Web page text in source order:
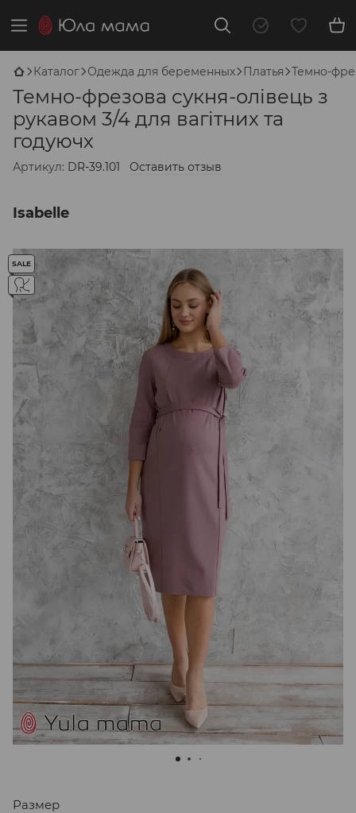
Каталог Одежда для беременных Платья Темно-
Темно-фрезова сукня-олівець з
рукавом 3/4 для вагітних та
годуючх
Артикул: DR-39.101 Оставить отзыв
Isabelle
SALE
Размер